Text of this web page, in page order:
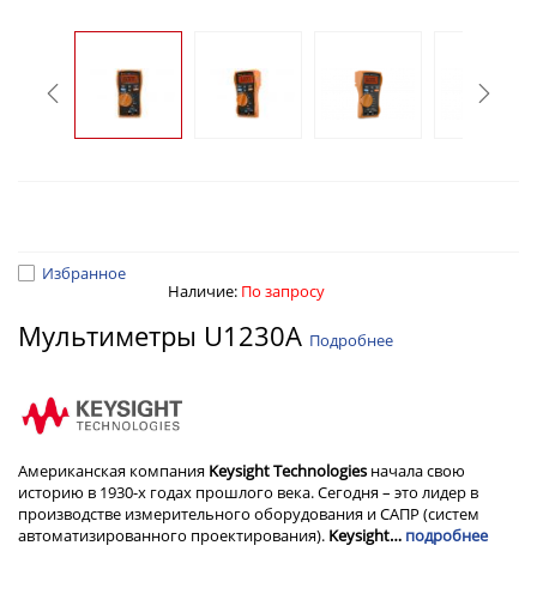
Избранное
Наличие: По запросу
Мультиметры U1230A Подробнее
Американская компания Keysight Technologies начала свою
историю в 1930-х годах прошлого века. Сегодня – это лидер в
производстве измерительного оборудования и САПР (систем
автоматизированного проектирования). Keysight… подробнее